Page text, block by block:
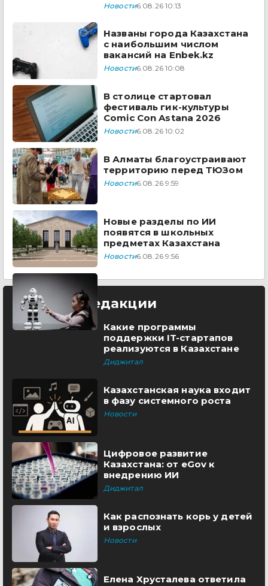
Новости6.08.26 10:13
Названы города Казахстана
с наибольшим числом
вакансий на Enbek.kz
Новости6.08.26 10:08
В столице стартовал
фестиваль гик-культуры
Comic Con Astana 2026
Новости6.08.26 10:02
В Алматы благоустраивают
территорию перед ТЮЗом
Новости6.08.26 9:59
Новые разделы по ИИ
появятся в школьных
предметах Казахстана
Новости6.08.26 9:56
Выбор редакции
Какие программы
поддержки IT-стартапов
реализуются в Казахстане
Диджитал
Казахстанская наука входит
в фазу системного роста
Новости
Цифровое развитие
Казахстана: от eGov к
внедрению ИИ
Диджитал
Как распознать корь у детей
и взрослых
Новости
Елена Хрусталева ответила